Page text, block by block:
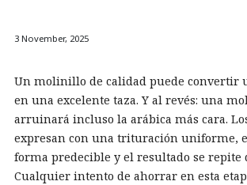
3 November, 2025
Un molinillo de calidad puede convertir
en una excelente taza. Y al revés: una
arruinará incluso la arábica más cara.
expresan con una trituración uniforme,
forma predecible y el resultado se repite
Cualquier intento de ahorrar en esta